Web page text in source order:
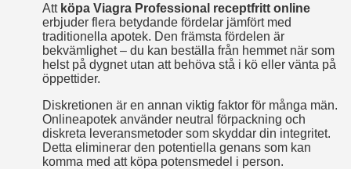
Att köpa Viagra Professional receptfritt online
erbjuder flera betydande fördelar jämfört med
traditionella apotek. Den främsta fördelen är
bekvämlighet – du kan beställa från hemmet när som
helst på dygnet utan att behöva stå i kö eller vänta på
öppettider.
Diskretionen är en annan viktig faktor för många män.
Onlineapotek använder neutral förpackning och
diskreta leveransmetoder som skyddar din integritet.
Detta eliminerar den potentiella genans som kan
komma med att köpa potensmedel i person.